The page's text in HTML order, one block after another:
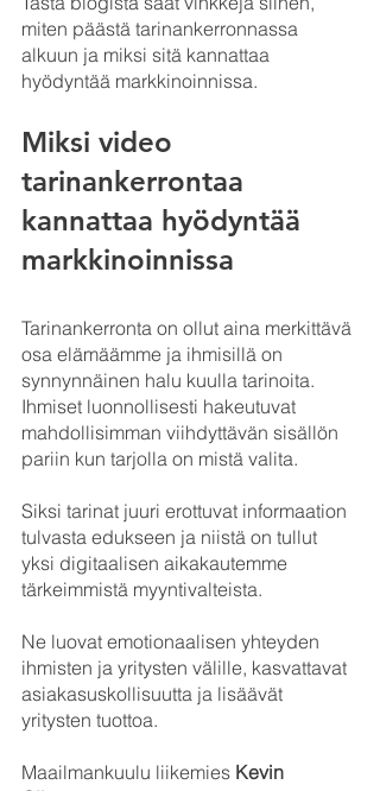
miten päästä tarinankerronnassa
alkuun ja miksi sitä kannattaa
hyödyntää markkinoinnissa.
Miksi video
tarinankerrontaa
kannattaa hyödyntää
markkinoinnissa
Tarinankerronta on ollut aina merkittävä
osa elämäämme ja ihmisillä on
synnynnäinen halu kuulla tarinoita.
Ihmiset luonnollisesti hakeutuvat
mahdollisimman viihdyttävän sisällön
pariin kun tarjolla on mistä valita.
Siksi tarinat juuri erottuvat informaation
tulvasta edukseen ja niistä on tullut
yksi digitaalisen aikakautemme
tärkeimmistä myyntivalteista.
Ne luovat emotionaalisen yhteyden
ihmisten ja yritysten välille, kasvattavat
asiakasuskollisuutta ja lisäävät
yritysten tuottoa.
Maailmankuulu liikemies Kevin